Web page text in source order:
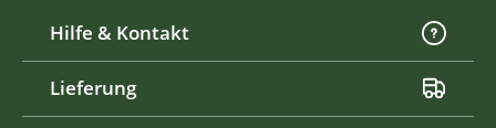
Hilfe & Kontakt
Lieferung